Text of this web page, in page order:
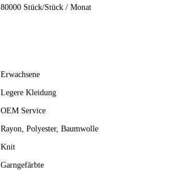
80000 Stück/Stück / Monat
Erwachsene
Legere Kleidung
OEM Service
Rayon, Polyester, Baumwolle
Knit
Garngefärbte